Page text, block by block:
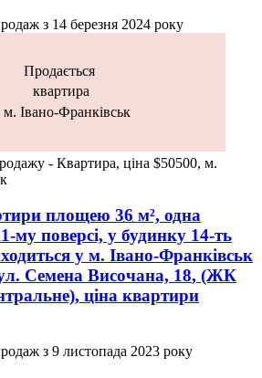
з 14 березня 2024 року
Продається
квартира
м. Івано-Франківськ
- Квартира, ціна $50500, м.
площею 36 м², одна
му поверсі, у будинку 14-ть
у м. Івано-Франківськ
Семена Височана, 18, (ЖК
ціна квартири
з 9 листопада 2023 року